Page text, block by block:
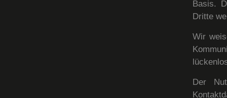
Basis.
Dritte
Wir
Der